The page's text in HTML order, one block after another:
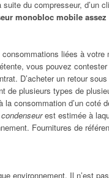
du compresseur, d’un
monobloc mobile
liées à votre
vous pouvez
D’acheter un retour
de plusieurs types de
consommation d’un coté
est estimée à
Fournitures de
environnement. Il n’est